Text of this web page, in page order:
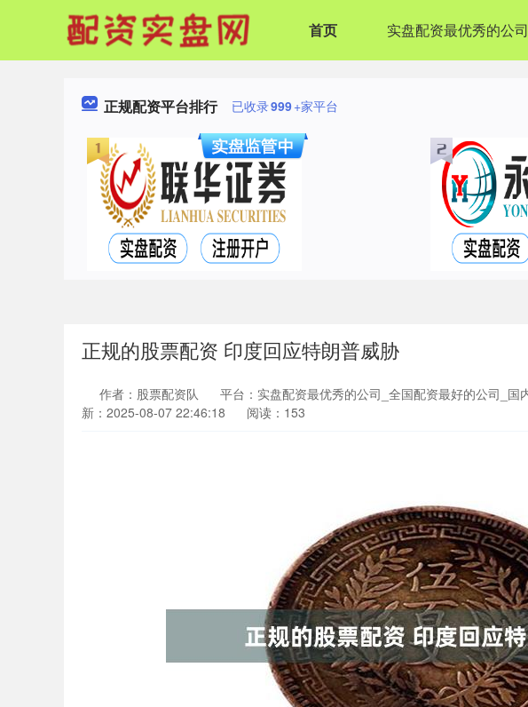
首页 实盘配资最优秀的公司
正规配资平台排行 已收录999+家平台
正规的股票配资 印度回应特朗普威胁
作者：股票配资队 平台：实盘配资最优秀的公司_全国配资最好的公司_国
新：2025-08-07 22:46:18
阅读：153